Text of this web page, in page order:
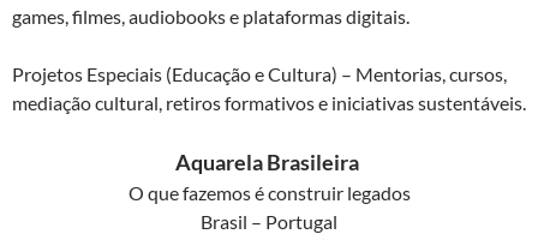
games, filmes, audiobooks e plataformas digitais.
Projetos Especiais (Educação e Cultura) – Mentorias, cursos,
mediação cultural, retiros formativos e iniciativas sustentáveis.
Aquarela Brasileira
O que fazemos é construir legados
Brasil – Portugal